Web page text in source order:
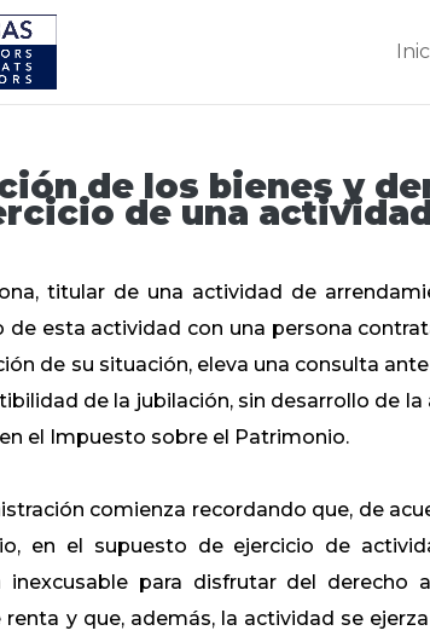
de los bienes y
de una
titular de una actividad de
de esta actividad con una persona
de su situación, eleva una consulta
de la jubilación, sin desarrollo de
el Impuesto sobre el Patrimonio.
comienza recordando que, de
en el supuesto de ejercicio de
inexcusable para disfrutar del derecho
y que, además, la actividad se